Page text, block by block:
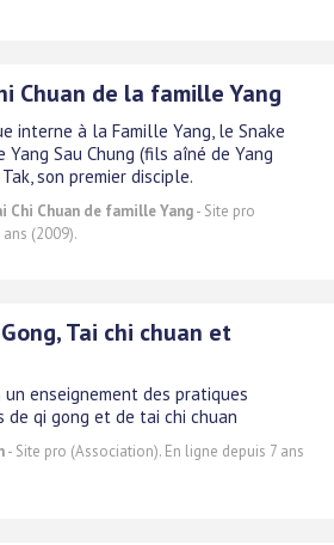
Chuan de la famille Yang
interne à la Famille Yang, le Snake
Sau Chung (fils aîné de Yang
son premier disciple.
Chi Chuan de famille Yang- Site pro
(2009).
Tai chi chuan et
un enseignement des pratiques
qi gong et de tai chi chuan
- Site pro (Association). En ligne depuis 7 ans